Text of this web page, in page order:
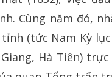
Cùng năm đó,
(tức Nam Kỳ
Hà Tiên)